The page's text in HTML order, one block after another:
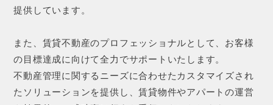
提供しています。
また、賃貸不動産のプロフェッショナルとして、お客様
の目標達成に向けて全力でサポートいたします。
不動産管理に関するニーズに合わせたカスタマイズされ
たソリューションを提供し、賃貸物件やアパートの運営